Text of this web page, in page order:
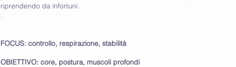
riprendendo da infortuni.
.
FOCUS: controllo, respirazione, stabilità
OBIETTIVO: core, postura, muscoli profondi